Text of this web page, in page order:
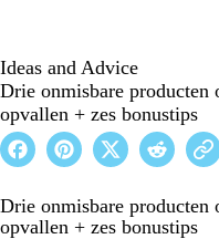
Ideas and Advice
Drie onmisbare producten
opvallen + zes bonustips
Drie onmisbare producten
opvallen + zes bonustips